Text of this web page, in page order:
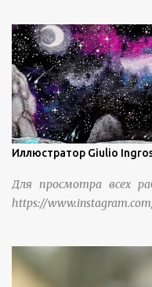
жизнью в деревне в
Иллюстратор Giulio
Для просмотра всех
https://